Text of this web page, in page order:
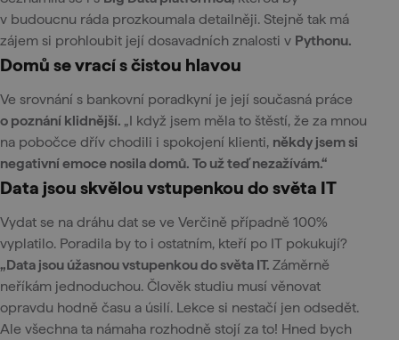
v budoucnu ráda prozkoumala detailněji. Stejně tak má
zájem si prohloubit její dosavadních znalosti v Pythonu.
Domů se vrací s čistou hlavou
Ve srovnání s bankovní poradkyní je její současná práce
o poznání klidnější. „I když jsem měla to štěstí, že za mnou
na pobočce dřív chodili i spokojení klienti, někdy jsem si
negativní emoce nosila domů. To už teď nezažívám.“
Data jsou skvělou vstupenkou do světa IT
Vydat se na dráhu dat se ve Verčině případně 100%
vyplatilo. Poradila by to i ostatním, kteří po IT pokukují?
„Data jsou úžasnou vstupenkou do světa IT. Záměrně
neříkám jednoduchou. Člověk studiu musí věnovat
opravdu hodně času a úsilí. Lekce si nestačí jen odsedět.
Ale všechna ta námaha rozhodně stojí za to! Hned bych